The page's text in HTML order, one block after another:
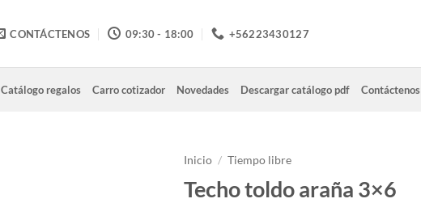
CONTÁCTENOS 09:30 - 18:00 +56223430127
Catálogo regalos Carro cotizador Novedades Descargar catálogo pdf Contáctenos
Inicio / Tiempo libre
Techo toldo araña 3×6